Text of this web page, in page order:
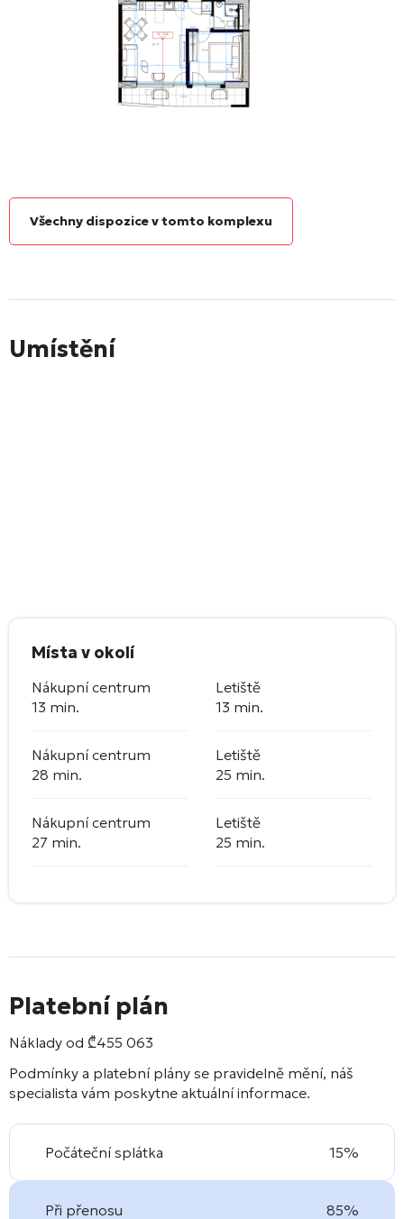
Všechny dispozice v tomto komplexu
Umístění
Místa v okolí
Nákupní centrum
13 min.
Letiště
13 min.
Nákupní centrum
28 min.
Letiště
25 min.
Nákupní centrum
27 min.
Letiště
25 min.
Platební plán
Náklady od ₾455 063
Podmínky a platební plány se pravidelně mění, náš
specialista vám poskytne aktuální informace.
Počáteční splátka 15%
Při přenosu 85%